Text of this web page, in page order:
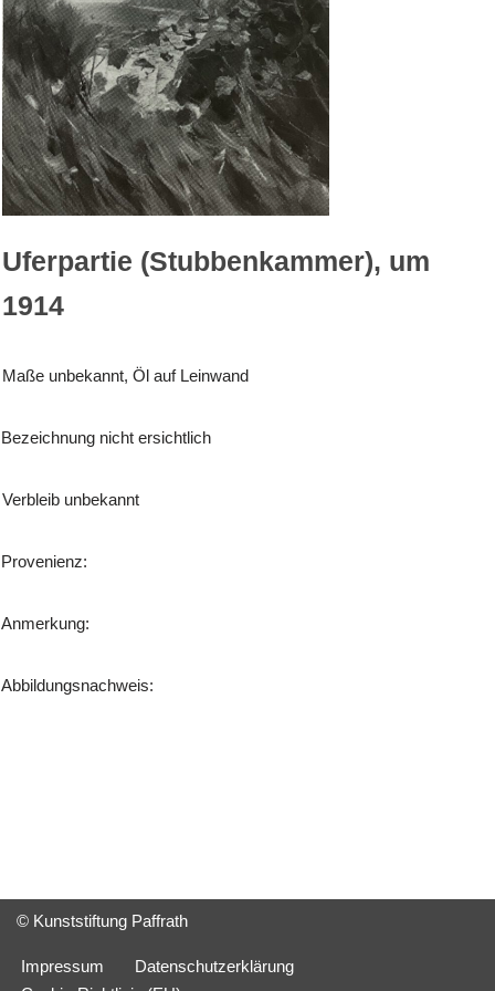
Uferpartie (Stubbenkammer), um
1914
Maße unbekannt, Öl auf Leinwand
Bezeichnung nicht ersichtlich
Verbleib unbekannt
Provenienz:
Anmerkung:
Abbildungsnachweis:
© Kunststiftung Paffrath
Impressum
Datenschutzerklärung